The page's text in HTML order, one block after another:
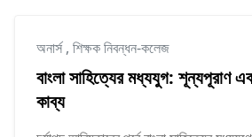
অনার্স, শিক্ষক নিবন্ধন-কলেজ
বাংলা সাহিত্যের মধ্যযুগ: শূন্যপূরাণ
কাব্য